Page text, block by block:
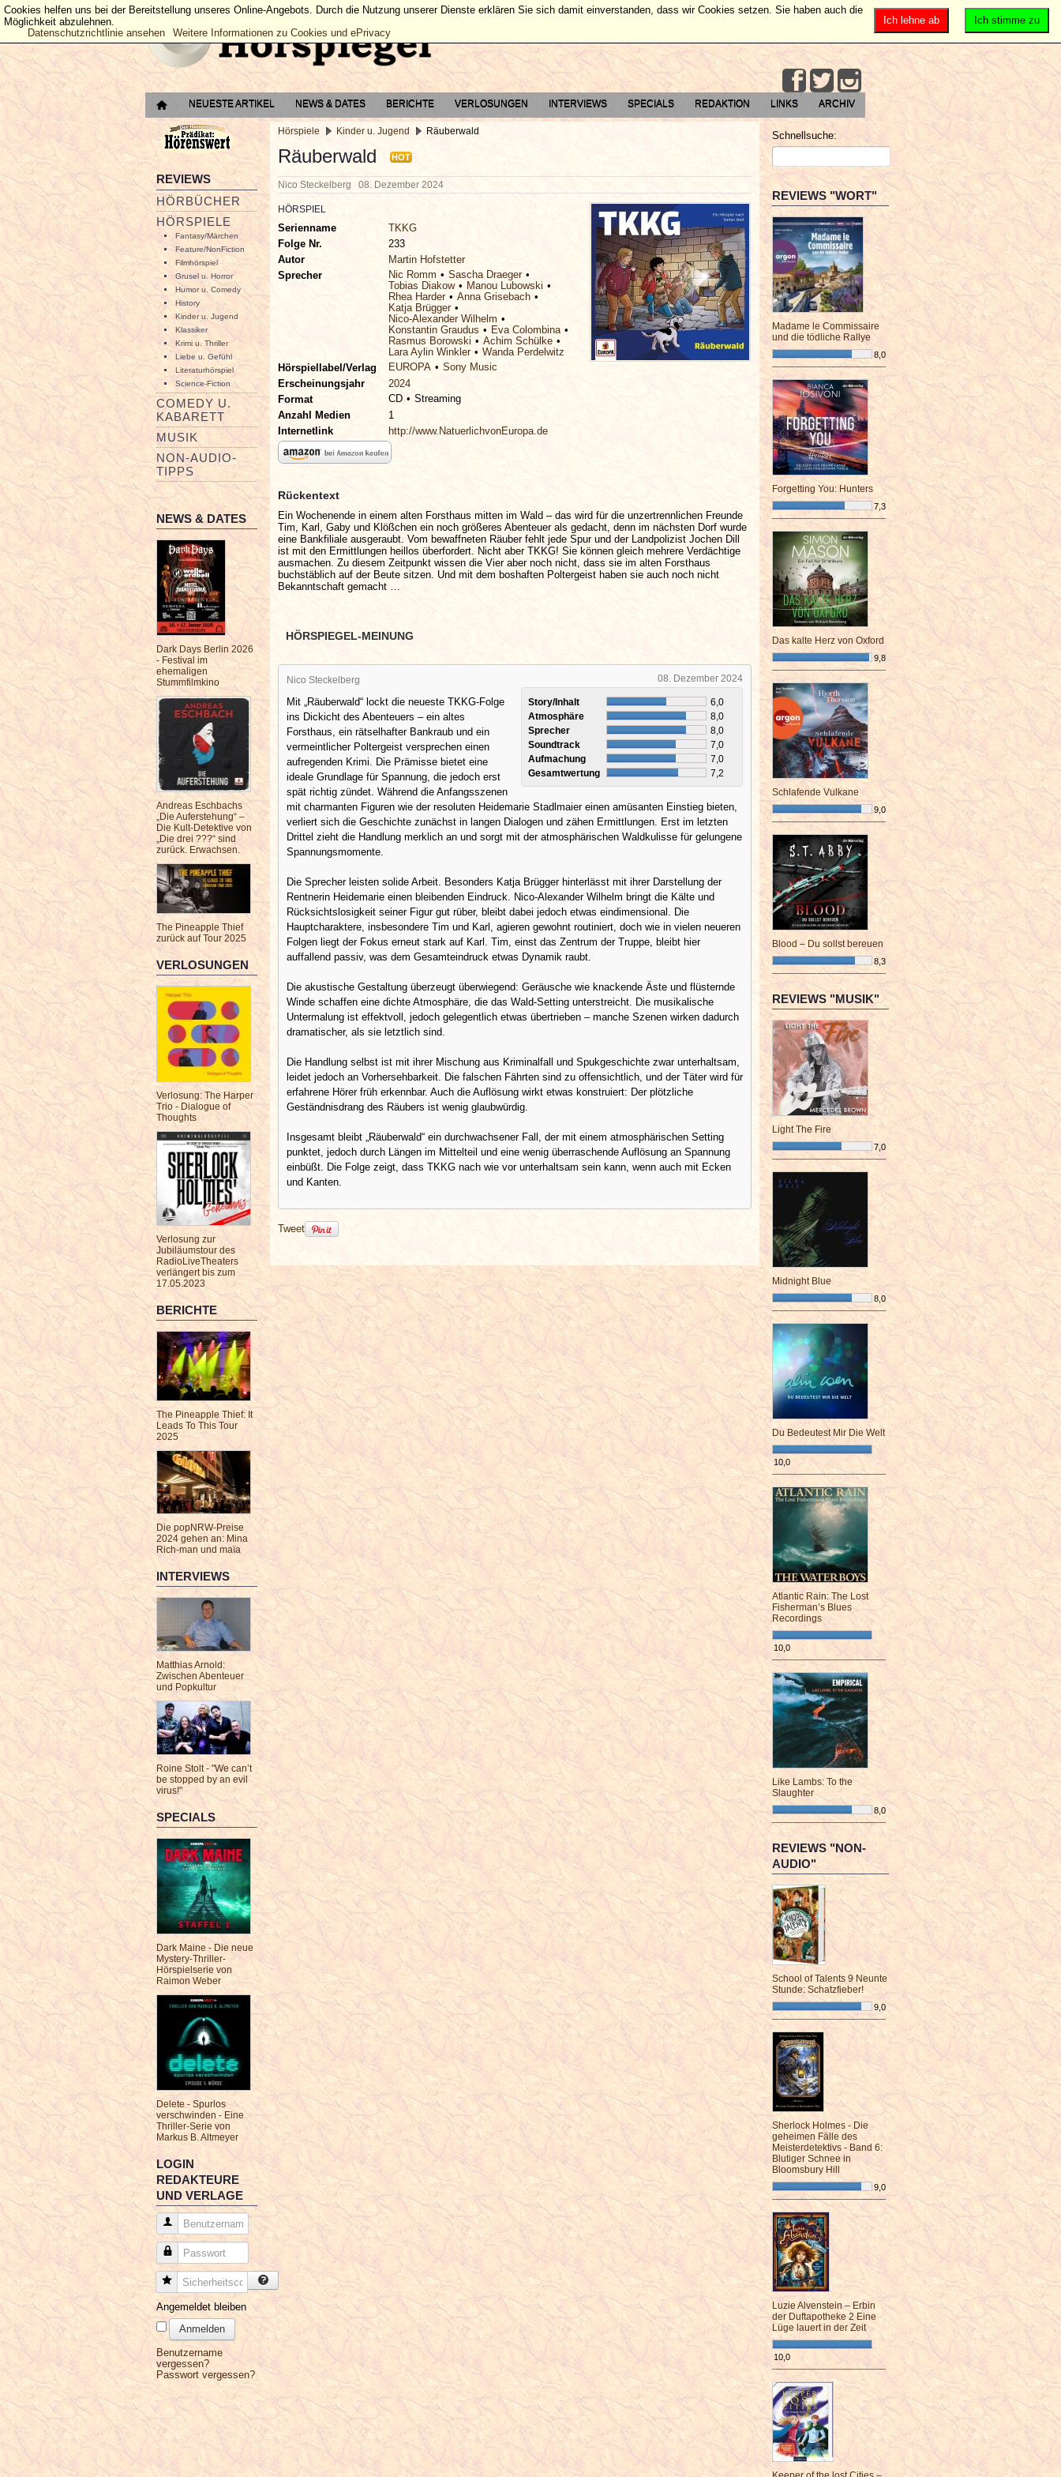
NEUESTE ARTIKEL NEWS & DATES BERICHTE VERLOSUNGEN INTERVIEWS SPECIALS REDAKTION LINKS ARCHIV
REVIEWS
HÖRBÜCHER
HÖRSPIELE
Fantasy/Märchen
Feature/NonFiction
Filmhörspiel
Grusel u. Horror
Humor u. Comedy
History
Kinder u. Jugend
Klassiker
Krimi u. Thriller
Liebe u. Gefühl
Literaturhörspiel
Science-Fiction
COMEDY U.
KABARETT
MUSIK
NON-AUDIO-
TIPPS
NEWS & DATES
Dark Days Berlin 2026
- Festival im
ehemaligen
Stummfilmkino
Andreas Eschbachs
„Die Auferstehung“ –
Die Kult-Detektive von
„Die drei ???“ sind
zurück. Erwachsen.
The Pineapple Thief
zurück auf Tour 2025
VERLOSUNGEN
Verlosung: The Harper
Trio - Dialogue of
Thoughts
Verlosung zur
Jubiläumstour des
RadioLiveTheaters
verlängert bis zum
17.05.2023
BERICHTE
The Pineapple Thief: It
Leads To This Tour
2025
Die popNRW-Preise
2024 gehen an: Mina
Rich-man und maïa
INTERVIEWS
Matthias Arnold:
Zwischen Abenteuer
und Popkultur
Roine Stolt - "We can’t
be stopped by an evil
virus!"
SPECIALS
Dark Maine - Die neue
Mystery-Thriller-
Hörspielserie von
Raimon Weber
Delete - Spurlos
verschwinden - Eine
Thriller-Serie von
Markus B. Altmeyer
LOGIN
REDAKTEURE
UND VERLAGE
Benutzername
Passwort
Sicherheitscode
Angemeldet bleiben
Anmelden
Benutzername
vergessen?
Passwort vergessen?
Hörspiele Kinder u. Jugend Räuberwald
Räuberwald HOT
Nico Steckelberg 08. Dezember 2024
HÖRSPIEL
Serienname
TKKG
Folge Nr.
233
Autor
Martin Hofstetter
Sprecher
Nic Romm
Sascha Draeger
Tobias Diakow
Manou Lubowski
Rhea Harder
Anna Grisebach
Katja Brügger
Nico-Alexander Wilhelm
Konstantin Graudus
Eva Colombina
Rasmus Borowski
Achim Schülke
Lara Aylin Winkler
Wanda Perdelwitz
Hörspiellabel/Verlag
EUROPA
Sony Music
Erscheinungsjahr
2024
Format
CD
Streaming
Anzahl Medien
1
Internetlink
http://www.NatuerlichvonEuropa.de
Rückentext
Ein Wochenende in einem alten Forsthaus mitten im Wald – das wird für die unzertrennlichen Freunde
Tim, Karl, Gaby und Klößchen ein noch größeres Abenteuer als gedacht, denn im nächsten Dorf wurde
eine Bankfiliale ausgeraubt. Vom bewaffneten Räuber fehlt jede Spur und der Landpolizist Jochen Dill
ist mit den Ermittlungen heillos überfordert. Nicht aber TKKG! Sie können gleich mehrere Verdächtige
ausmachen. Zu diesem Zeitpunkt wissen die Vier aber noch nicht, dass sie im alten Forsthaus
buchstäblich auf der Beute sitzen. Und mit dem boshaften Poltergeist haben sie auch noch nicht
Bekanntschaft gemacht …
HÖRSPIEGEL-MEINUNG
08. Dezember 2024
Nico Steckelberg
Story/Inhalt
6,0
Atmosphäre
8,0
Sprecher
8,0
Soundtrack
7,0
Aufmachung
7,0
Gesamtwertung
7,2
Mit „Räuberwald“ lockt die neueste TKKG-Folge
ins Dickicht des Abenteuers – ein altes
Forsthaus, ein rätselhafter Bankraub und ein
vermeintlicher Poltergeist versprechen einen
aufregenden Krimi. Die Prämisse bietet eine
ideale Grundlage für Spannung, die jedoch erst
spät richtig zündet. Während die Anfangsszenen
mit charmanten Figuren wie der resoluten Heidemarie Stadlmaier einen amüsanten Einstieg bieten,
verliert sich die Geschichte zunächst in langen Dialogen und zähen Ermittlungen. Erst im letzten
Drittel zieht die Handlung merklich an und sorgt mit der atmosphärischen Waldkulisse für gelungene
Spannungsmomente.
Die Sprecher leisten solide Arbeit. Besonders Katja Brügger hinterlässt mit ihrer Darstellung der
Rentnerin Heidemarie einen bleibenden Eindruck. Nico-Alexander Wilhelm bringt die Kälte und
Rücksichtslosigkeit seiner Figur gut rüber, bleibt dabei jedoch etwas eindimensional. Die
Hauptcharaktere, insbesondere Tim und Karl, agieren gewohnt routiniert, doch wie in vielen neueren
Folgen liegt der Fokus erneut stark auf Karl. Tim, einst das Zentrum der Truppe, bleibt hier
auffallend passiv, was dem Gesamteindruck etwas Dynamik raubt.
Die akustische Gestaltung überzeugt überwiegend: Geräusche wie knackende Äste und flüsternde
Winde schaffen eine dichte Atmosphäre, die das Wald-Setting unterstreicht. Die musikalische
Untermalung ist effektvoll, jedoch gelegentlich etwas übertrieben – manche Szenen wirken dadurch
dramatischer, als sie letztlich sind.
Die Handlung selbst ist mit ihrer Mischung aus Kriminalfall und Spukgeschichte zwar unterhaltsam,
leidet jedoch an Vorhersehbarkeit. Die falschen Fährten sind zu offensichtlich, und der Täter wird für
erfahrene Hörer früh erkennbar. Auch die Auflösung wirkt etwas konstruiert: Der plötzliche
Geständnisdrang des Räubers ist wenig glaubwürdig.
Insgesamt bleibt „Räuberwald“ ein durchwachsener Fall, der mit einem atmosphärischen Setting
punktet, jedoch durch Längen im Mittelteil und eine wenig überraschende Auflösung an Spannung
einbüßt. Die Folge zeigt, dass TKKG nach wie vor unterhaltsam sein kann, wenn auch mit Ecken
und Kanten.
Tweet
Schnellsuche:
REVIEWS "WORT"
Madame le Commissaire
und die tödliche Rallye
8,0
¯¯¯¯¯¯¯¯¯¯¯¯¯¯¯¯¯¯¯¯¯¯¯¯
Forgetting You: Hunters
7,3
¯¯¯¯¯¯¯¯¯¯¯¯¯¯¯¯¯¯¯¯¯¯¯¯
Das kalte Herz von Oxford
9,8
¯¯¯¯¯¯¯¯¯¯¯¯¯¯¯¯¯¯¯¯¯¯¯¯
Schlafende Vulkane
9,0
¯¯¯¯¯¯¯¯¯¯¯¯¯¯¯¯¯¯¯¯¯¯¯¯
Blood – Du sollst bereuen
8,3
¯¯¯¯¯¯¯¯¯¯¯¯¯¯¯¯¯¯¯¯¯¯¯¯
REVIEWS "MUSIK"
Light The Fire
7,0
¯¯¯¯¯¯¯¯¯¯¯¯¯¯¯¯¯¯¯¯¯¯¯¯
Midnight Blue
8,0
¯¯¯¯¯¯¯¯¯¯¯¯¯¯¯¯¯¯¯¯¯¯¯¯
Du Bedeutest Mir Die Welt
10,0
¯¯¯¯¯¯¯¯¯¯¯¯¯¯¯¯¯¯¯¯¯¯¯¯
Atlantic Rain: The Lost
Fisherman’s Blues
Recordings
10,0
¯¯¯¯¯¯¯¯¯¯¯¯¯¯¯¯¯¯¯¯¯¯¯¯
Like Lambs: To the
Slaughter
8,0
¯¯¯¯¯¯¯¯¯¯¯¯¯¯¯¯¯¯¯¯¯¯¯¯
REVIEWS "NON-
AUDIO"
School of Talents 9 Neunte
Stunde: Schatzfieber!
9,0
¯¯¯¯¯¯¯¯¯¯¯¯¯¯¯¯¯¯¯¯¯¯¯¯
Sherlock Holmes - Die
geheimen Fälle des
Meisterdetektivs - Band 6:
Blutiger Schnee in
Bloomsbury Hill
9,0
¯¯¯¯¯¯¯¯¯¯¯¯¯¯¯¯¯¯¯¯¯¯¯¯
Luzie Alvenstein – Erbin
der Duftapotheke 2 Eine
Lüge lauert in der Zeit
10,0
¯¯¯¯¯¯¯¯¯¯¯¯¯¯¯¯¯¯¯¯¯¯¯¯
Ich stimme zu
Ich lehne ab
Cookies helfen uns bei der Bereitstellung unseres Online-Angebots. Durch die Nutzung unserer Dienste erklären Sie sich damit einverstanden, dass wir Cookies setzen. Sie haben auch die
Möglichkeit abzulehnen.
Datenschutzrichtlinie ansehen
Weitere Informationen zu Cookies und ePrivacy